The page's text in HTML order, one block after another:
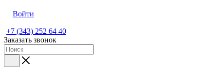
Войти
+7 (343) 252 64 40
Заказать звонок